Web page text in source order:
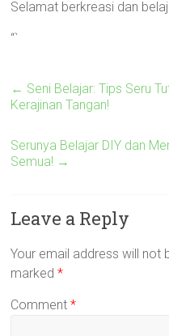
Selamat berkreasi dan
“`
← Seni Belajar: Tips Seru
Kerajinan Tangan!
Serunya Belajar DIY dan
Semua! →
Leave a Reply
Your email address will not
marked*
Comment*